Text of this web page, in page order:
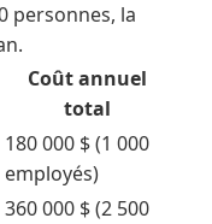
personnes, la
Coût annuel
total
180 000 $ (1 000
employés)
360 000 $ (2 500